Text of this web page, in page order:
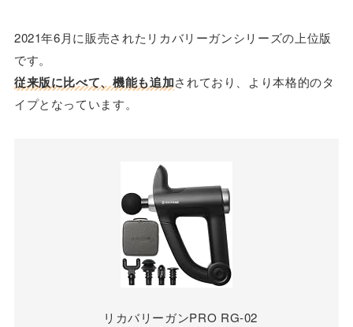
2021年6月に販売されたリカバリーガンシリーズの上位版
です。
従来版に比べて、機能も追加されており、より本格的のタ
イプとなっています。
リカバリーガンPRO RG-02